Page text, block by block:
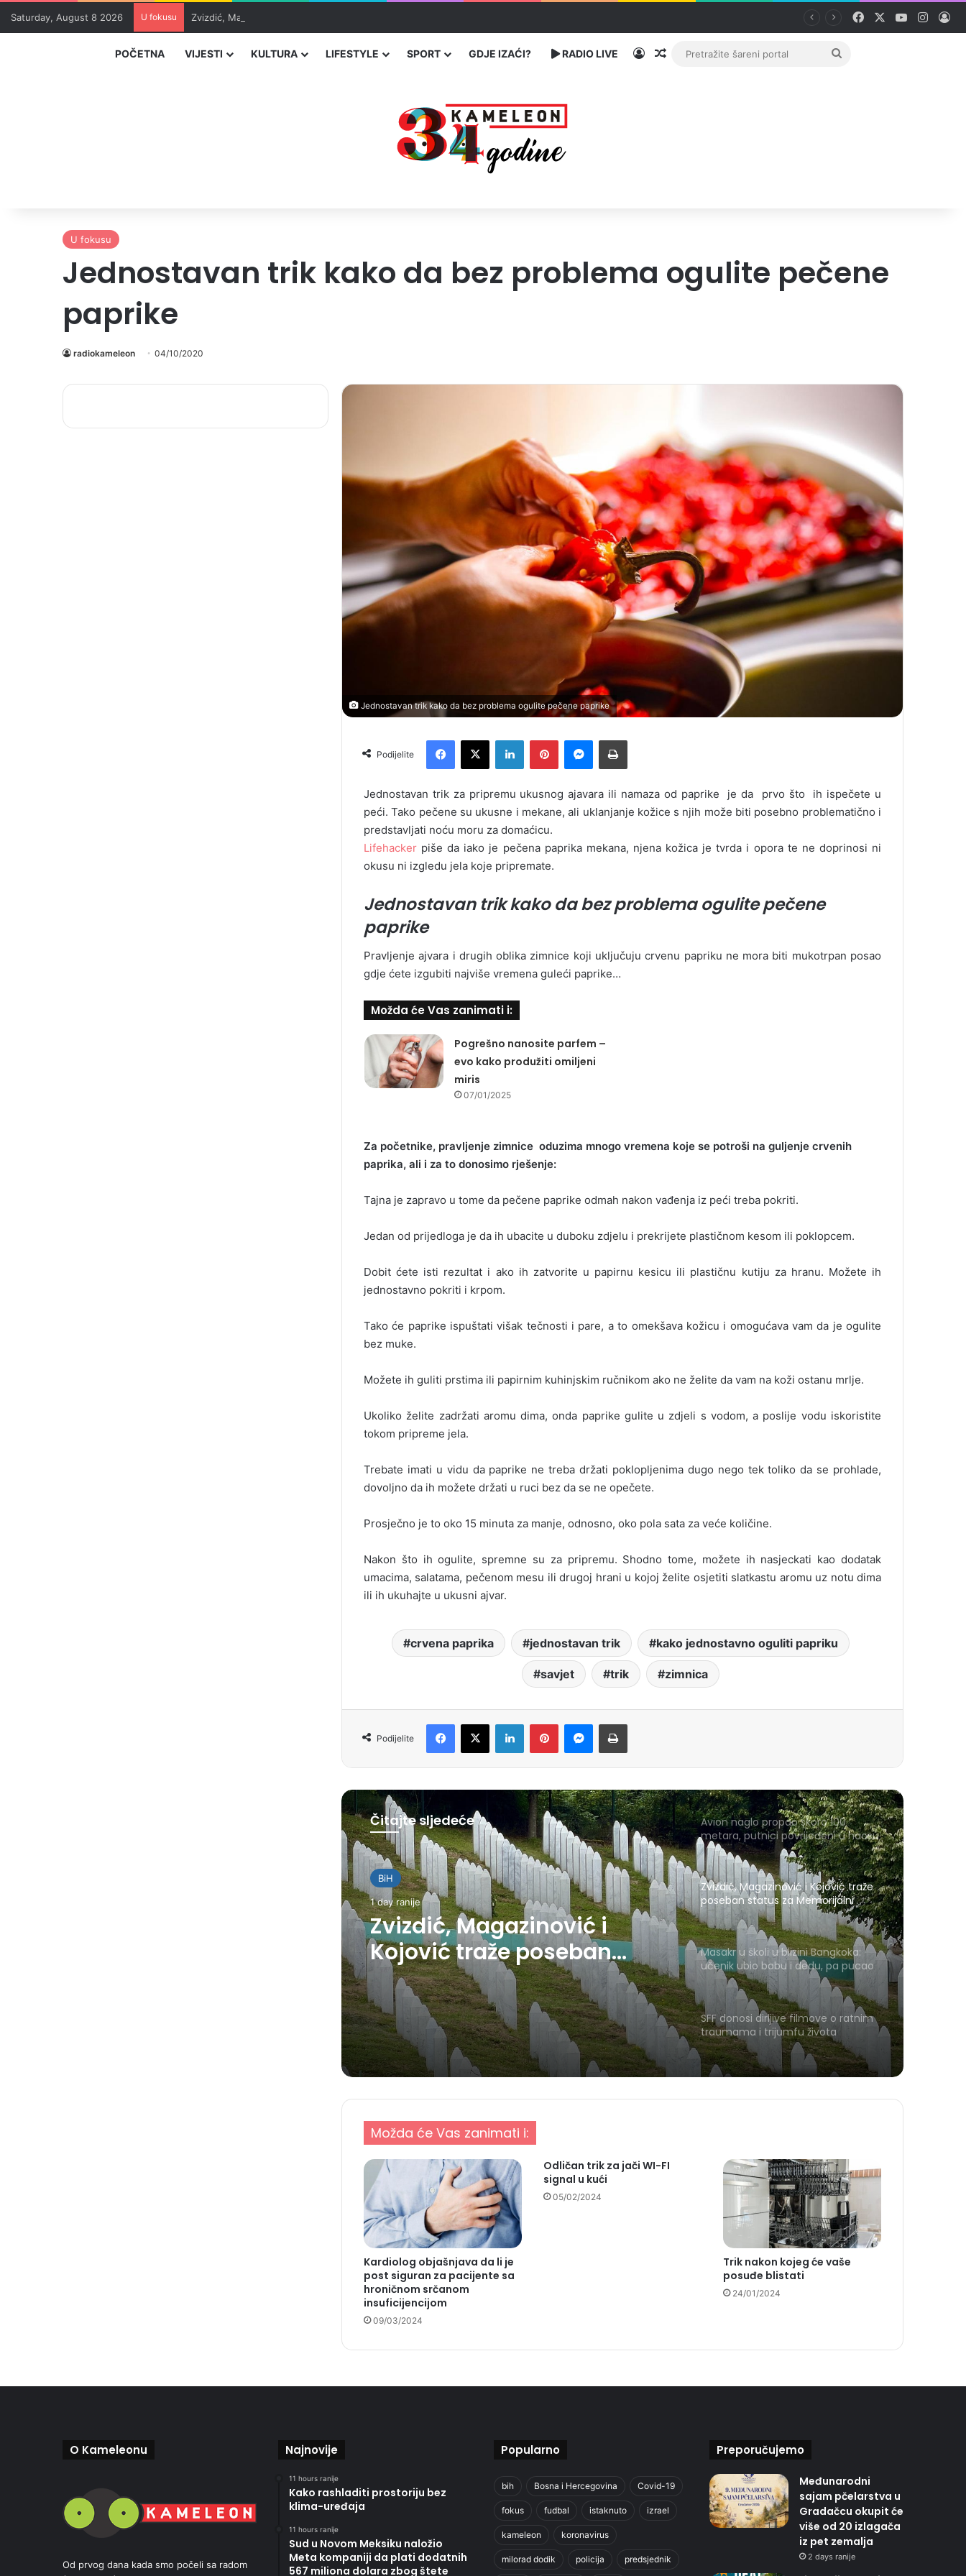
Saturday, August 8 2026 U fokusu Zvizdić, Magazinović i Kojović traže poseban status za Memorijalni centar Srebrenica Facebook YouTube
POČETNA VIJESTI KULTURA LIFESTYLE SPORT GDJE IZAĆI? RADIO LIVE PrijavaRandom članak
Pretražite
U fokusu
Jednostavan trik kako da bez problema ogulite pečene
paprike
radiokameleon 04/10/2020
Jednostavan trik kako da bez problema ogulite pečene paprike
Podijelite
Jednostavan trik za pripremu ukusnog ajavara ili namaza od paprike je da prvo što ih ispečete u
peći. Tako pečene su ukusne i mekane, ali uklanjanje kožice s njih može biti posebno problematično i
predstavljati noću moru za domaćicu.
Lifehacker piše da iako je pečena paprika mekana, njena kožica je tvrda i opora te ne doprinosi ni
okusu ni izgledu jela koje pripremate.
Jednostavan trik kako da bez problema ogulite pečene
paprike
Pravljenje ajvara i drugih oblika zimnice koji uključuju crvenu papriku ne mora biti mukotrpan posao
gdje ćete izgubiti najviše vremena guleći paprike…
Možda će Vas zanimati i:
Pogrešno nanosite parfem –
evo kako produžiti omiljeni
miris
07/01/2025
Za početnike, pravljenje zimnice oduzima mnogo vremena koje se potroši na guljenje crvenih
paprika, ali i za to donosimo rješenje:
Tajna je zapravo u tome da pečene paprike odmah nakon vađenja iz peći treba pokriti.
Jedan od prijedloga je da ih ubacite u duboku zdjelu i prekrijete plastičnom kesom ili poklopcem.
Dobit ćete isti rezultat i ako ih zatvorite u papirnu kesicu ili plastičnu kutiju za hranu. Možete ih
jednostavno pokriti i krpom.
Tako će paprike ispuštati višak tečnosti i pare, a to omekšava kožicu i omogućava vam da je ogulite
bez muke.
Možete ih guliti prstima ili papirnim kuhinjskim ručnikom ako ne želite da vam na koži ostanu mrlje.
Ukoliko želite zadržati aromu dima, onda paprike gulite u zdjeli s vodom, a poslije vodu iskoristite
tokom pripreme jela.
Trebate imati u vidu da paprike ne treba držati poklopljenima dugo nego tek toliko da se prohlade,
dovoljno da ih možete držati u ruci bez da se ne opečete.
Prosječno je to oko 15 minuta za manje, odnosno, oko pola sata za veće količine.
Nakon što ih ogulite, spremne su za pripremu. Shodno tome, možete ih nasjeckati kao dodatak
umacima, salatama, pečenom mesu ili drugoj hrani u kojoj želite osjetiti slatkastu aromu uz notu dima
ili ih ukuhajte u ukusni ajvar.
crvena paprika jednostavan trik kako jednostavno oguliti papriku
savjet trik zimnica
Podijelite
Čitajte sljedeće
BiH
1 day ranije
Zvizdić, Magazinović i
Kojović traže poseban
status za Memorijalni
centar Srebrenica
Avion naglo propao skoro 100
metara, putnici povrijeđeni u haosu
Zvizdić, Magazinović i Kojović traže
poseban status za Memorijalni
centar Srebrenica
Masakr u školi u blizini Bangkoka:
učenik ubio babu i dedu, pa pucao
na nastavnike i đake
SFF donosi dirljive filmove o ratnim
traumama i trijumfu života
Možda će Vas zanimati i:
Kardiolog objašnjava da li je
post siguran za pacijente sa
hroničnom srčanom
insuficijencijom
09/03/2024
Odličan trik za jači WI-FI
signal u kući
05/02/2024
Trik nakon kojeg će vaše
posuđe blistati
24/01/2024
O Kameleonu
Od prvog dana kada smo počeli sa radom
Najnovije
11 hours ranije
Kako rashladiti prostoriju bez
klima-uređaja
11 hours ranije
Sud u Novom Meksiku naložio
Meta kompaniji da plati dodatnih
567 miliona dolara zbog štete
Popularno
bih Bosna i Hercegovina Covid-19
fokus fudbal istaknuto izrael
kameleon koronavirus
milorad dodik policija predsjednik
Preporučujemo
Međunarodni
sajam pčelarstva u
Gradačcu okupit će
više od 20 izlagača
iz pet zemalja
2 days ranije